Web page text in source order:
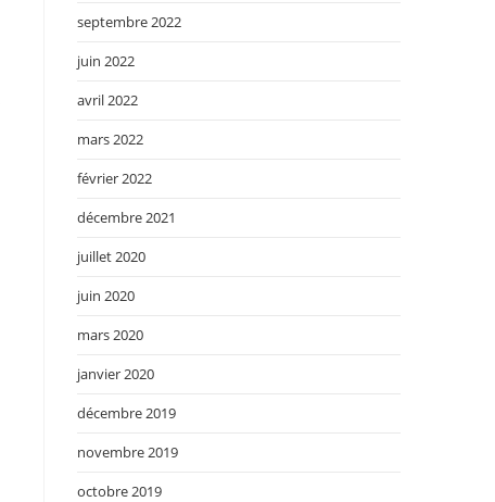
septembre 2022
juin 2022
avril 2022
mars 2022
février 2022
décembre 2021
juillet 2020
juin 2020
mars 2020
janvier 2020
décembre 2019
novembre 2019
octobre 2019